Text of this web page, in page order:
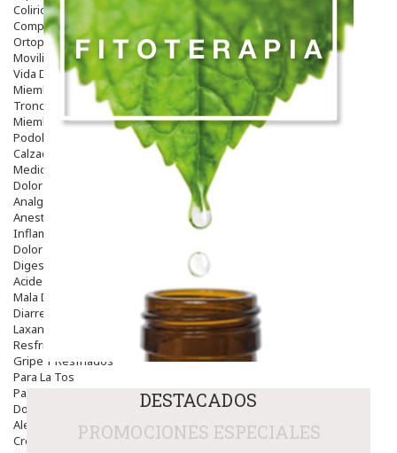
Colirios
Complementos Alimentarios.
Ortopedia - Accesorios
Movilidad
Vida Diaria
Miembro Superior
Tronco
Miembro Inferior
Podología
Calzado
Medicamentos
Dolor E Inflamación
Analgésicos
Anestésicos
Inflamación Articulaciones
Dolor Muscular / Articular
Digestivo
Acidez, Gases Y Ardores
Mala Digestion
Diarrea / Estreñimiento / Vómitos
Laxantes
Resfriados
Gripe Y Resfriados
Para La Tos
Para Descongestionar La Nariz
Dolor De Garganta
Alergias Y Picaduras
Cremas
DESTACADOS
PROMOCIONES ESPECIALES